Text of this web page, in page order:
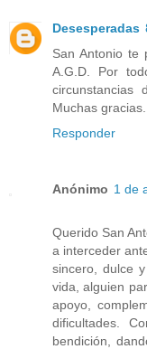
Desesperadas
San Antonio te
A.G.D. Por
Muchas
Responder
Anónimo 1 de
Querido San
a interceder
sincero, dulce
vida, alguien
apoyo,
dificultades.
bendición,